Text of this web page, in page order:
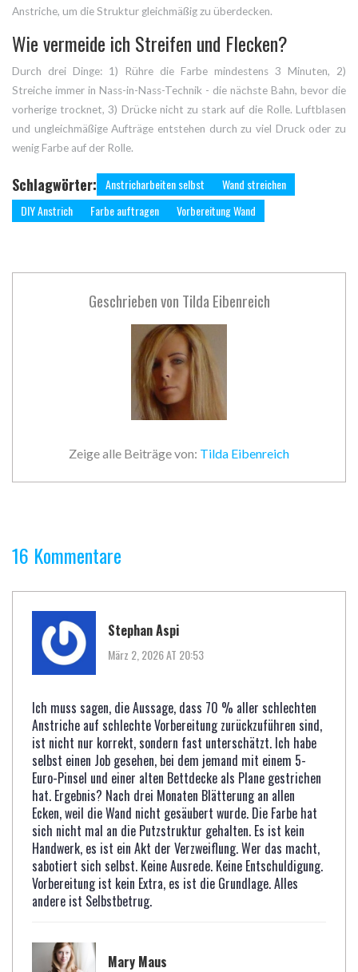
Anstriche, um die Struktur gleichmäßig zu überdecken.
Wie vermeide ich Streifen und Flecken?
Durch drei Dinge: 1) Rühre die Farbe mindestens 3 Minuten, 2)
Streiche immer in Nass-in-Nass-Technik - die nächste Bahn, bevor die
vorherige trocknet, 3) Drücke nicht zu stark auf die Rolle. Luftblasen
und ungleichmäßige Aufträge entstehen durch zu viel Druck oder zu
wenig Farbe auf der Rolle.
Schlagwörter: Anstricharbeiten selbst
Wand streichen
DIY Anstrich
Farbe auftragen Vorbereitung Wand
Geschrieben von Tilda Eibenreich
Zeige alle Beiträge von: Tilda Eibenreich
16 Kommentare
Stephan Aspi
März 2, 2026 AT 20:53
Ich muss sagen, die Aussage, dass 70 % aller schlechten
Anstriche auf schlechte Vorbereitung zurückzuführen sind,
ist nicht nur korrekt, sondern fast unterschätzt. Ich habe
selbst einen Job gesehen, bei dem jemand mit einem 5-
Euro-Pinsel und einer alten Bettdecke als Plane gestrichen
hat. Ergebnis? Nach drei Monaten Blätterung an allen
Ecken, weil die Wand nicht gesäubert wurde. Die Farbe hat
sich nicht mal an die Putzstruktur gehalten. Es ist kein
Handwerk, es ist ein Akt der Verzweiflung. Wer das macht,
sabotiert sich selbst. Keine Ausrede. Keine Entschuldigung.
Vorbereitung ist kein Extra, es ist die Grundlage. Alles
andere ist Selbstbetrug.
Mary Maus